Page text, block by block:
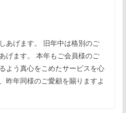
あげます。 旧年中は格別のご
げます。 本年もご会員様のご
よう真心をこめたサービスを心
昨年同様のご愛顧を賜りますよ